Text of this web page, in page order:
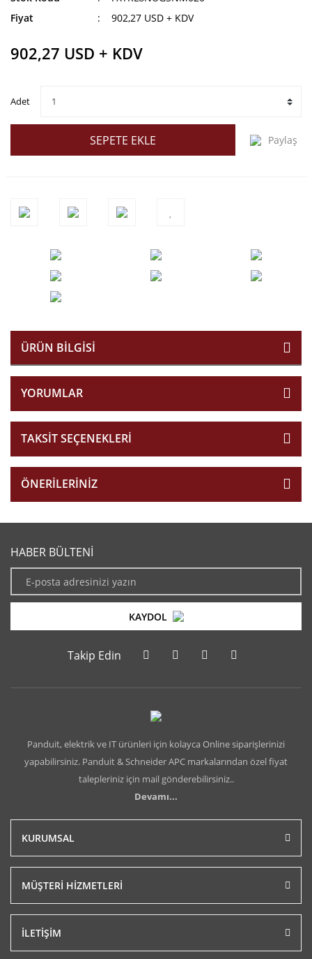
Fiyat
902,27 USD + KDV
902,27 USD + KDV
Adet
SEPETE EKLE Paylaş
ÜRÜN BILGISI
YORUMLAR
TAKSIT SEÇENEKLERI
ÖNERILERINIZ
HABER BÜLTENİ
KAYDOL
Takip Edin
Panduit, elektrik ve IT ürünleri için kolayca Online siparişlerinizi
yapabilirsiniz. Panduit & Schneider APC markalarından özel fiyat
talepleriniz için mail gönderebilirsiniz..
Devamı...
KURUMSAL
MÜŞTERİ HİZMETLERİ
İLETİŞİM